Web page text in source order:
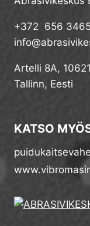
+372 656
Artelli 8A, 10621
Tallinn, Eesti
KATSO